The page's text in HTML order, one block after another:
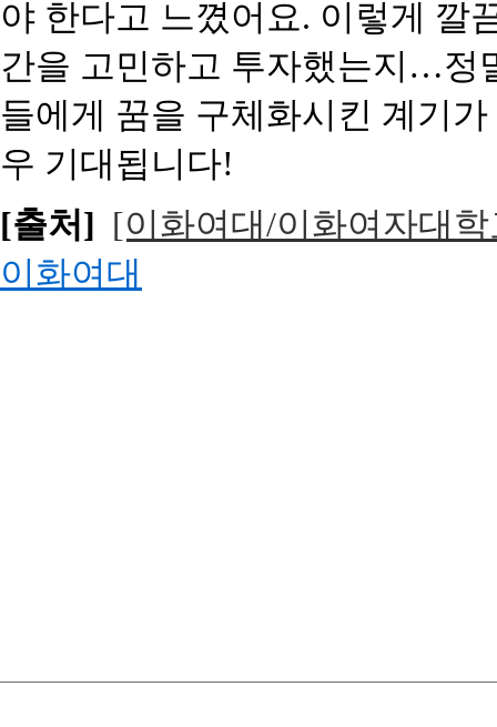
야 한다고 느꼈어요. 이렇게 깔
간을 고민하고 투자했는지 …정
들에게 꿈을 구체화시킨 계기
우 기대됩니다!
[출처] [이화여대/이화여자대
이화여대